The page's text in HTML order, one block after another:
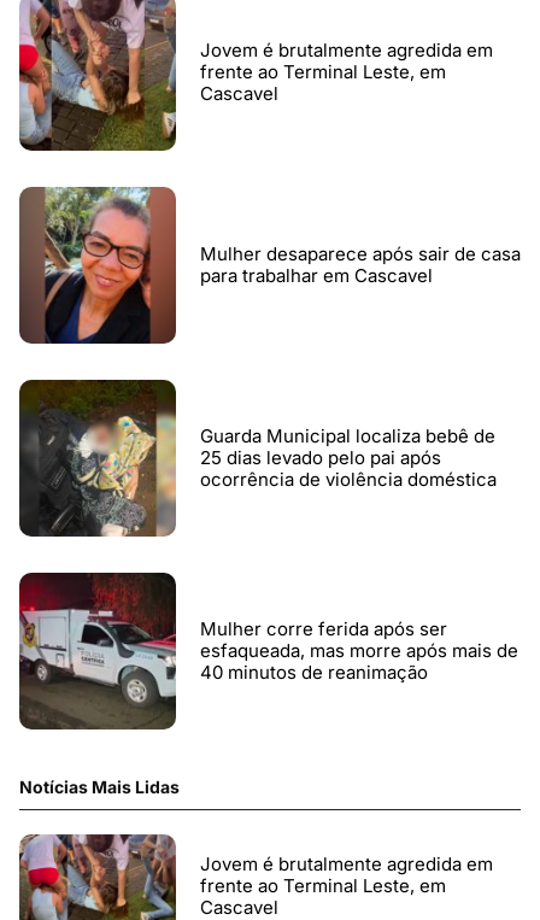
Jovem é brutalmente agredida em
frente ao Terminal Leste, em
Cascavel
Mulher desaparece após sair de casa
para trabalhar em Cascavel
Guarda Municipal localiza bebê de
25 dias levado pelo pai após
ocorrência de violência doméstica
Mulher corre ferida após ser
esfaqueada, mas morre após mais de
40 minutos de reanimação
Notícias Mais Lidas
Jovem é brutalmente agredida em
frente ao Terminal Leste, em
Cascavel